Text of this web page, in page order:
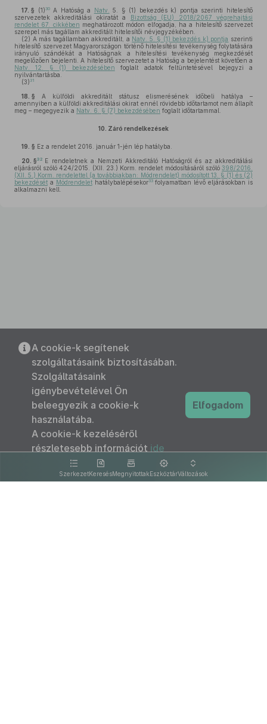
17. § (1) 30A Hatóság a Natv.
5. § (1) bekezdés k) pontja szerinti hitelesítő
szervezetek akkreditálási okiratát a
Bizottság (EU) 2018/2067 végrehajtási
rendelet 67. cikkében meghatározott módon elfogadja, ha a hitelesítő szervezet
szerepel más tagállam akkreditált hitelesítői névjegyzékében.
(2) A más tagállamban akkreditált, a Natv. 5. § (1) bekezdés k) pontja szerinti
hitelesítő szervezet Magyarországon történő hitelesítési tevékenység folytatására
irányuló szándékát a Hatóságnak a hitelesítési tevékenység megkezdését
megelőzően bejelenti. A hitelesítő szervezetet a Hatóság a bejelentést követően a
Natv. 12. § (1) bekezdésében foglalt adatok feltüntetésével bejegyzi a
nyilvántartásba.
(3) 31
18. § A külföldi akkreditált státusz elismerésének időbeli hatálya –
amennyiben a külföldi akkreditálási okirat ennél rövidebb időtartamot nem állapít
meg – megegyezik a Natv. 6. § (7) bekezdésében foglalt időtartammal.
10. Záró rendelkezések
19. § Ez a rendelet 2016. január 1-jén lép hatályba.
20. §32 E rendeletnek a Nemzeti Akkreditáló Hatóságról és az akkreditálási
eljárásról szóló 424/2015. (XII. 23.) Korm. rendelet módosításáról szóló 398/2016.
(XII. 5.) Korm. rendelettel (a továbbiakban: Módrendelet) módosított 13. § (1) és (2)
bekezdését a Módrendelethatálybalépésekor33folyamatban lévő eljárásokban is
alkalmazni kell.
SzerkezetKeresésMegnyitottakEszköztárVáltozások
A cookie-k segítenek
szolgáltatásaink biztosításában.
Szolgáltatásaink
igénybevételével Ön
beleegyezik a cookie-k
használatába.
A cookie-k kezeléséről
részletesebb információt ide
kattintva olvashat.
Elfogadom